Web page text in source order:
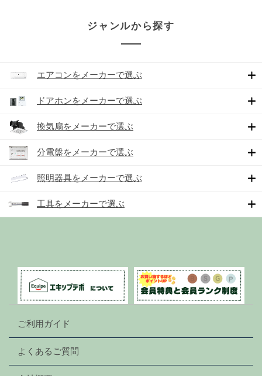
ジャンルから探す
エアコンをメーカーで選ぶ
ドアホンをメーカーで選ぶ
換気扇をメーカーで選ぶ
分電盤をメーカーで選ぶ
照明器具をメーカーで選ぶ
工具をメーカーで選ぶ
ご利用ガイド
よくあるご質問